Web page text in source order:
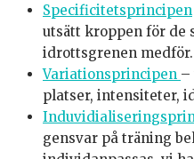
Specificitetsprincipen
utsätt kroppen för de
idrottsgrenen medför.
Variationsprincipen –
platser, intensiteter,
gensvar på träning